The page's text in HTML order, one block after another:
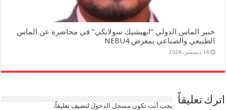
خبير الماس الدولي “ابهيشيك سولانكي” في محاضرة عن الماس
الطبيعي والصناعي بمعرض NEBU4
14 ديسمبر، 2024
اترك تعليقاً يجب أنت تكون مسجل الدخوللتضيف تعليقاً.